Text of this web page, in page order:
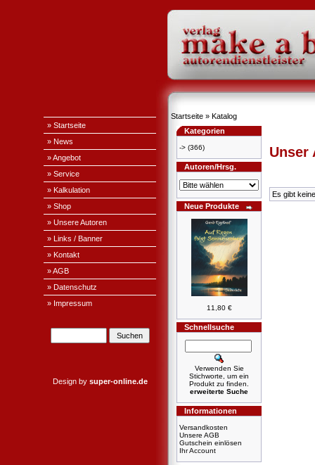
» Startseite
» News
» Angebot
» Service
» Kalkulation
» Shop
» Unsere Autoren
» Links / Banner
» Kontakt
» AGB
» Datenschutz
» Impressum
Design by super-online.de
Startseite » Katalog
Kategorien
-> (366)
Autoren/Hrsg.
Neue Produkte
11,80 €
Schnellsuche
Verwenden Sie
Stichworte, um ein
Produkt zu finden.
erweiterte Suche
Informationen
Versandkosten
Unsere AGB
Gutschein einlösen
Ihr Account
Unser
Es gibt